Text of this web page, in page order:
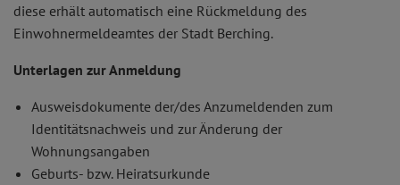
diese erhält automatisch eine Rückmeldung des
Einwohnermeldeamtes der Stadt Berching.
Unterlagen zur Anmeldung
Ausweisdokumente der/des Anzumeldenden zum
Identitätsnachweis und zur Änderung der
Wohnungsangaben
Geburts- bzw. Heiratsurkunde